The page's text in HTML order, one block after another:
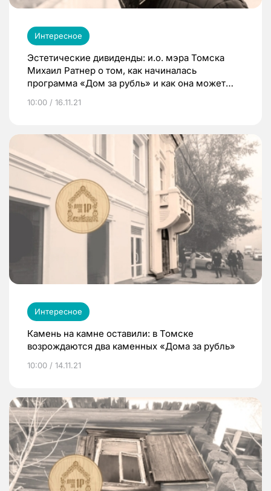
Интересное
Эстетические дивиденды: и.о. мэра Томска
Михаил Ратнер о том, как начиналась
программа «Дом за рубль» и как она может
10:00 / 16.11.21
Интересное
Камень на камне оставили: в Томске
возрождаются два каменных «Дома за рубль»
10:00 / 14.11.21